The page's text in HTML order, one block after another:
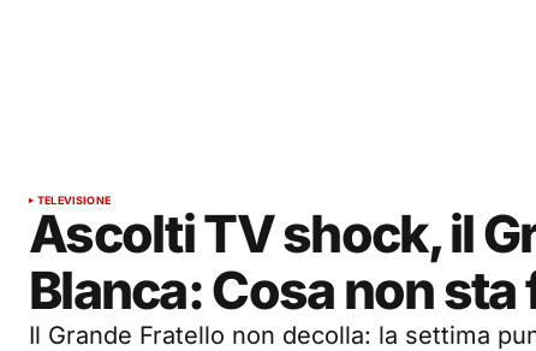
TELEVISIONE
Ascolti TV shock, il
Blanca: Cosa non
Il Grande Fratello non decolla: la settima